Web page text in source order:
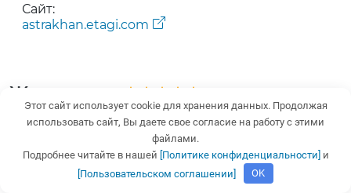
Сайт:
astrakhan.etagi.com
Жилсовет
– агентство недвижимости в Астрахани.
Компания предоставляет услуги в сфере
купли-продажи, аренды недвижимости,
Этот сайт использует cookie для хранения данных. Продолжая
использовать сайт, Вы даете свое согласие на работу с этими
файлами.
Подробнее читайте в нашей [Политике конфиденциальности] и
[Пользовательском соглашении]
OK